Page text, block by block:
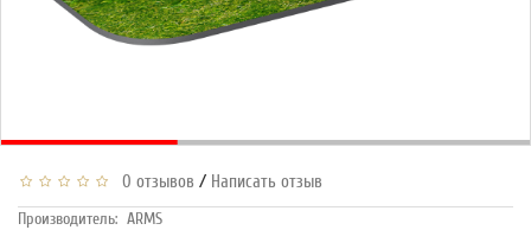
0 отзывов / Написать отзыв
Производитель: ARMS